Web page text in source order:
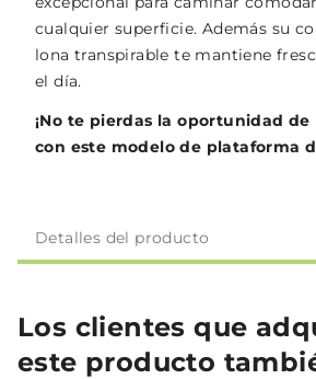
cualquier superficie. Además su
lona transpirable te mantiene
el día.
¡No te pierdas la oportunidad
con este modelo de plataforma
Detalles del producto
Los clientes que
este producto